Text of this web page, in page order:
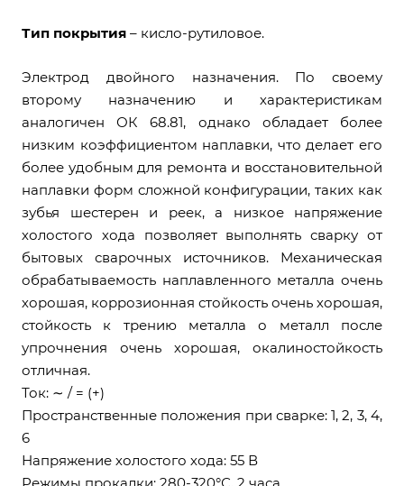
Тип покрытия – кисло-рутиловое.
Электрод двойного назначения. По своему
второму назначению и характеристикам
аналогичен ОК 68.81, однако обладает более
низким коэффициентом наплавки, что делает его
более удобным для ремонта и восстановительной
наплавки форм сложной конфигурации, таких как
зубья шестерен и реек, а низкое напряжение
холостого хода позволяет выполнять сварку от
бытовых сварочных источников. Механическая
обрабатываемость наплавленного металла очень
хорошая, коррозионная стойкость очень хорошая,
стойкость к трению металла о металл после
упрочнения очень хорошая, окалиностойкость
отличная.
Ток: ∼ / = (+)
Пространственные положения при сварке: 1, 2, 3, 4,
6
Напряжение холостого хода: 55 В